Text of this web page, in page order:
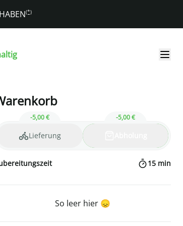
(*)
Lieferung
-5,00 € -5,00 €
15 min
So leer hier 😞